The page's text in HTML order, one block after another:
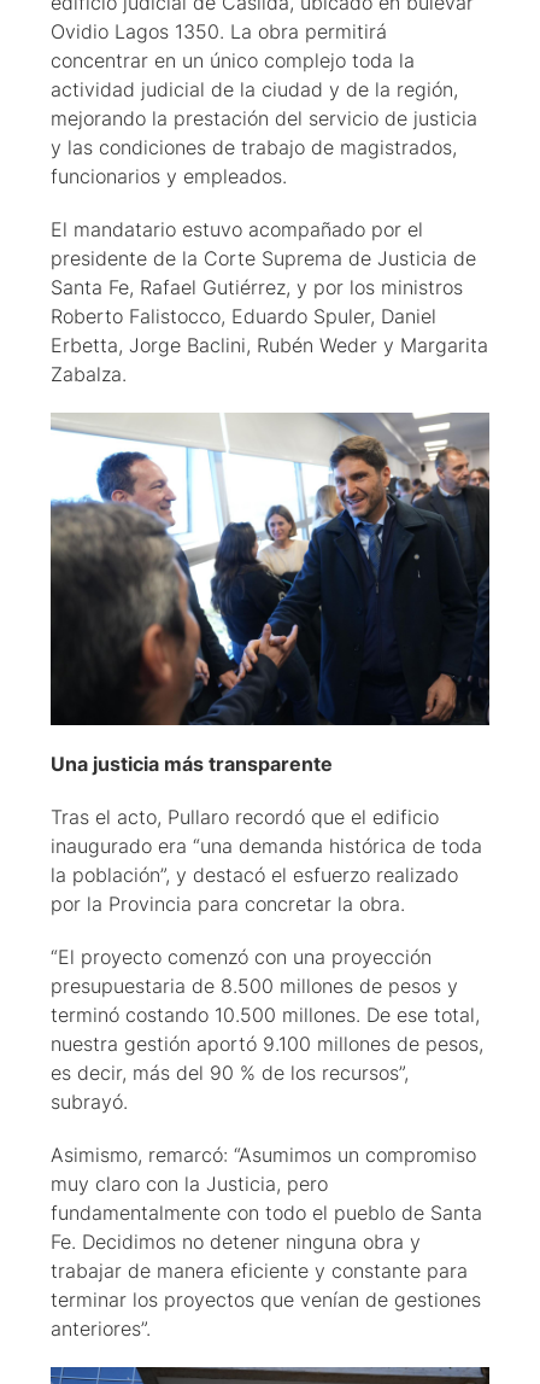
Ovidio Lagos 1350. La obra permitirá
concentrar en un único complejo toda la
actividad judicial de la ciudad y de la región,
mejorando la prestación del servicio de justicia
y las condiciones de trabajo de magistrados,
funcionarios y empleados.
El mandatario estuvo acompañado por el
presidente de la Corte Suprema de Justicia de
Santa Fe, Rafael Gutiérrez, y por los ministros
Roberto Falistocco, Eduardo Spuler, Daniel
Erbetta, Jorge Baclini, Rubén Weder y Margarita
Zabalza.
Una justicia más transparente
Tras el acto, Pullaro recordó que el edificio
inaugurado era “una demanda histórica de toda
la población”, y destacó el esfuerzo realizado
por la Provincia para concretar la obra.
“El proyecto comenzó con una proyección
presupuestaria de 8.500 millones de pesos y
terminó costando 10.500 millones. De ese total,
nuestra gestión aportó 9.100 millones de pesos,
es decir, más del 90 % de los recursos”,
subrayó.
Asimismo, remarcó: “Asumimos un compromiso
muy claro con la Justicia, pero
fundamentalmente con todo el pueblo de Santa
Fe. Decidimos no detener ninguna obra y
trabajar de manera eficiente y constante para
terminar los proyectos que venían de gestiones
anteriores”.